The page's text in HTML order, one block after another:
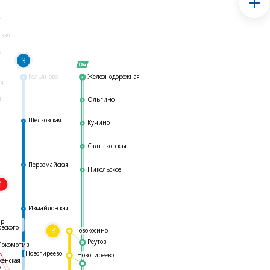
Гольяново
3
8
Железнодорожная
Ольгино
Кучино
Салтыковская
Никольское
Реутов
Измайловская
Первомайская
Щёлковская
Новогиреево
Новогиреево
Новокосино